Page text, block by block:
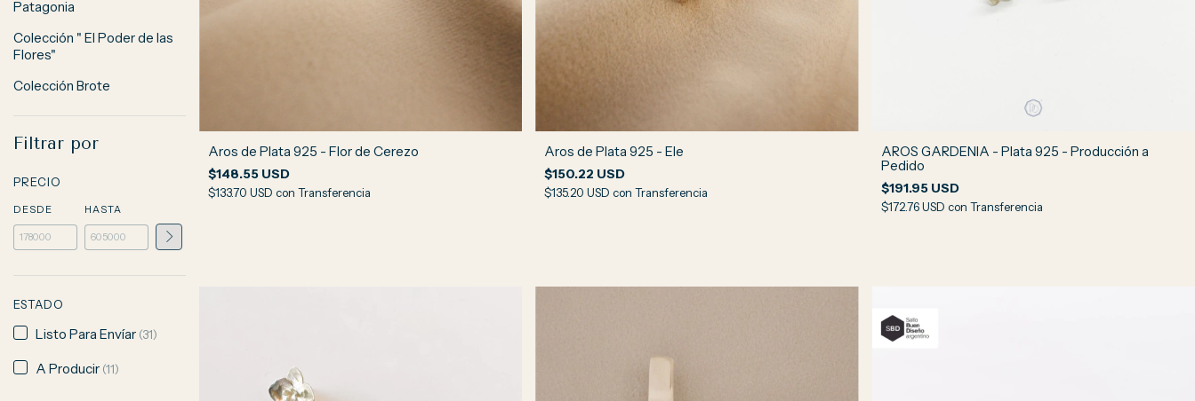
Patagonia
Colección " El Poder de las
Flores"
Colección Brote
Filtrar por
PRECIO
DESDE HASTA
ESTADO
Listo Para Envíar (31)
A Producir (11)
Aros de Plata 925 - Flor de Cerezo
$148.55 USD
$133.70 USD con Transferencia
Aros de Plata 925 - Ele
$150.22 USD
$135.20 USDcon Transferencia
AROS GARDENIA - Plata 925 - Producción a
Pedido
$191.95 USD
$172.76 USD con Transferencia